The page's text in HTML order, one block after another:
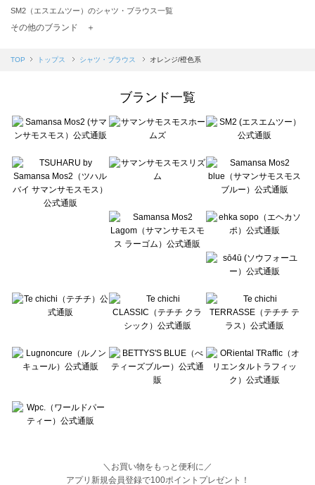
SM2（エスエムツー）のシャツ・ブラウス一覧
Samansa Mos2 blue（サマンサモスモス ブルー）のシャツ・ブラウス一覧
sō4ū（ソウフォーユー）のシャツ・ブラウス一覧
Te chichi（テチチ）のシャツ・ブラウス一覧
Te chichi CLASSIC（テチチ クラシック）のシャツ・ブラウス一覧
Lugnoncure（ルノンキュール）のシャツ・ブラウス一覧
BETTY'S BLUE（べティーズブルー）のシャツ・ブラウス一覧
Wpc.（ワールドパーティー）のシャツ・ブラウス一覧
その他のブランド ＋
TOP トップス シャツ・ブラウス オレンジ/橙色系
ブランド一覧
＼お買い物をもっと便利に／
アプリ新規会員登録で100ポイントプレゼント！